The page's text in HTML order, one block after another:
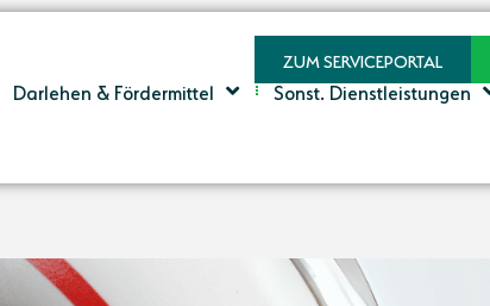
ZUM SERVICEPORTAL
Darlehen & Fördermittel Sonst. Dienstleistungen